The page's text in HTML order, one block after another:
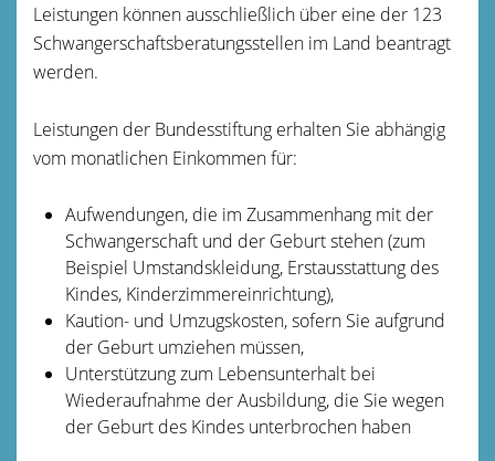
Leistungen können ausschließlich über eine der 123
Schwangerschaftsberatungsstellen im Land beantragt
werden.
Leistungen der Bundesstiftung erhalten Sie abhängig
vom monatlichen Einkommen für:
Aufwendungen, die im Zusammenhang mit der
Schwangerschaft und der Geburt stehen (zum
Beispiel Umstandskleidung, Erstausstattung des
Kindes, Kinderzimmereinrichtung),
Kaution- und Umzugskosten, sofern Sie aufgrund
der Geburt umziehen müssen,
Unterstützung zum Lebensunterhalt bei
Wiederaufnahme der Ausbildung, die Sie wegen
der Geburt des Kindes unterbrochen haben